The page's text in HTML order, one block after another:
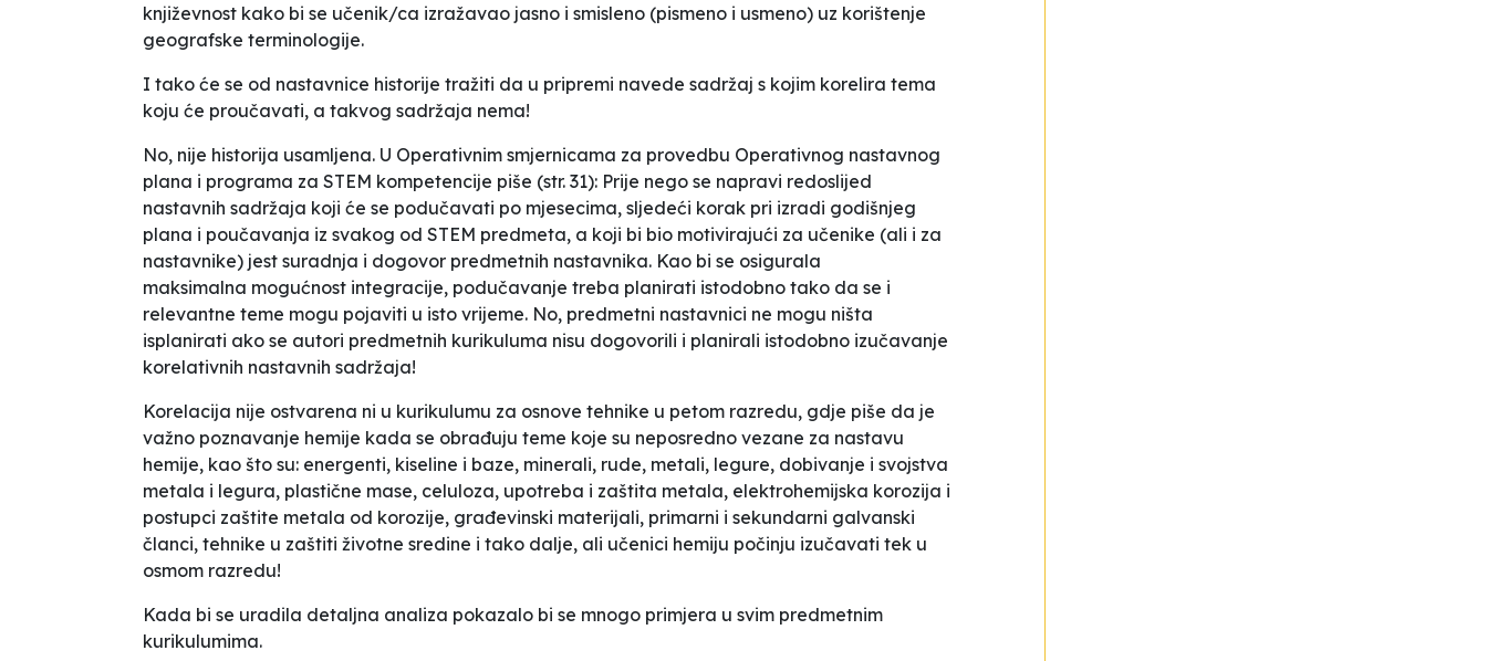
književnost kako bi se učenik/ca izražavao jasno i smisleno (pismeno i usmeno) uz korištenje
geografske terminologije.
I tako će se od nastavnice historije tražiti da u pripremi navede sadržaj s kojim korelira tema
koju će proučavati, a takvog sadržaja nema!
No, nije historija usamljena. U Operativnim smjernicama za provedbu Operativnog nastavnog
plana i programa za STEM kompetencije piše (str. 31): Prije nego se napravi redoslijed
nastavnih sadržaja koji će se podučavati po mjesecima, sljedeći korak pri izradi godišnjeg
plana i poučavanja iz svakog od STEM predmeta, a koji bi bio motivirajući za učenike (ali i za
nastavnike) jest suradnja i dogovor predmetnih nastavnika. Kao bi se osigurala
maksimalna mogućnost integracije, podučavanje treba planirati istodobno tako da se i
relevantne teme mogu pojaviti u isto vrijeme. No, predmetni nastavnici ne mogu ništa
isplanirati ako se autori predmetnih kurikuluma nisu dogovorili i planirali istodobno izučavanje
korelativnih nastavnih sadržaja!
Korelacija nije ostvarena ni u kurikulumu za osnove tehnike u petom razredu, gdje piše da je
važno poznavanje hemije kada se obrađuju teme koje su neposredno vezane za nastavu
hemije, kao što su: energenti, kiseline i baze, minerali, rude, metali, legure, dobivanje i svojstva
metala i legura, plastične mase, celuloza, upotreba i zaštita metala, elektrohemijska korozija i
postupci zaštite metala od korozije, građevinski materijali, primarni i sekundarni galvanski
članci, tehnike u zaštiti životne sredine i tako dalje, ali učenici hemiju počinju izučavati tek u
osmom razredu!
Kada bi se uradila detaljna analiza pokazalo bi se mnogo primjera u svim predmetnim
kurikulumima.